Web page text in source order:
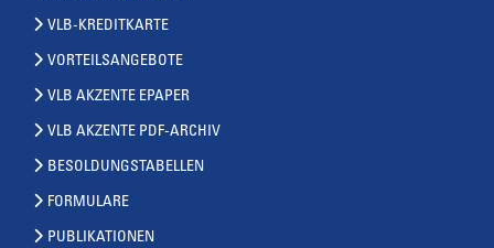
VLB-KREDITKARTE
VORTEILSANGEBOTE
VLB AKZENTE EPAPER
VLB AKZENTE PDF-ARCHIV
BESOLDUNGSTABELLEN
FORMULARE
PUBLIKATIONEN